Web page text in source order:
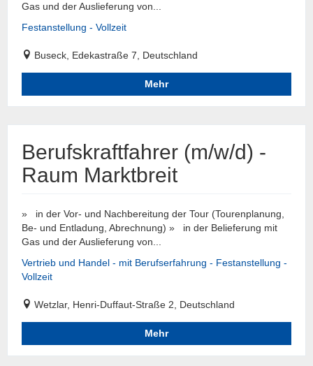
Gas und der Auslieferung von...
Festanstellung - Vollzeit
Buseck, Edekastraße 7, Deutschland
Mehr
Berufskraftfahrer (m/w/d) -
Raum Marktbreit
» in der Vor- und Nachbereitung der Tour (Tourenplanung,
Be- und Entladung, Abrechnung) » in der Belieferung mit
Gas und der Auslieferung von...
Vertrieb und Handel - mit Berufserfahrung - Festanstellung -
Vollzeit
Wetzlar, Henri-Duffaut-Straße 2, Deutschland
Mehr